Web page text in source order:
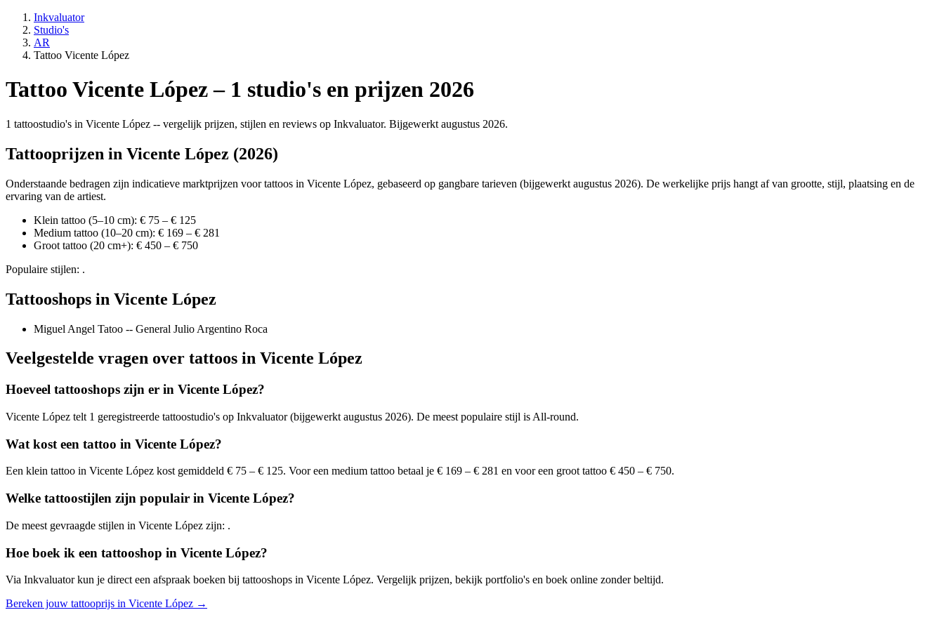
Inkvaluator
Studio's
AR
Tattoo Vicente López
Tattoo Vicente López – 1 studio's en prijzen 2026
1 tattoostudio's in Vicente López -- vergelijk prijzen, stijlen en reviews op Inkvaluator. Bijgewerkt augustus 2026.
Tattooprijzen in Vicente López (2026)
Onderstaande bedragen zijn indicatieve marktprijzen voor tattoos in Vicente López, gebaseerd op gangbare tarieven (bijgewerkt augustus 2026). De werkelijke prijs hangt af van grootte, stijl, plaatsing en de
ervaring van de artiest.
Klein tattoo (5–10 cm): € 75 – € 125
Medium tattoo (10–20 cm): € 169 – € 281
Groot tattoo (20 cm+): € 450 – € 750
Populaire stijlen: .
Tattooshops in Vicente López
Miguel Angel Tatoo -- General Julio Argentino Roca
Veelgestelde vragen over tattoos in Vicente López
Hoeveel tattooshops zijn er in Vicente López?
Vicente López telt 1 geregistreerde tattoostudio's op Inkvaluator (bijgewerkt augustus 2026). De meest populaire stijl is All-round.
Wat kost een tattoo in Vicente López?
Een klein tattoo in Vicente López kost gemiddeld € 75 – € 125. Voor een medium tattoo betaal je € 169 – € 281 en voor een groot tattoo € 450 – € 750.
Welke tattoostijlen zijn populair in Vicente López?
De meest gevraagde stijlen in Vicente López zijn: .
Hoe boek ik een tattooshop in Vicente López?
Via Inkvaluator kun je direct een afspraak boeken bij tattooshops in Vicente López. Vergelijk prijzen, bekijk portfolio's en boek online zonder beltijd.
Bereken jouw tattooprijs in Vicente López →